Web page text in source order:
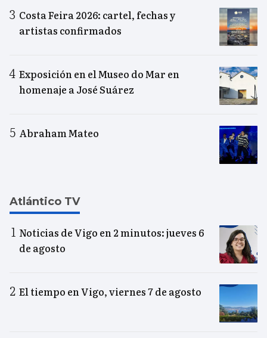
Costa Feira 2026: cartel, fechas y
artistas confirmados
Exposición en el Museo do Mar en
homenaje a José Suárez
Abraham Mateo
Atlántico TV
Noticias de Vigo en 2 minutos: jueves 6
de agosto
El tiempo en Vigo, viernes 7 de agosto